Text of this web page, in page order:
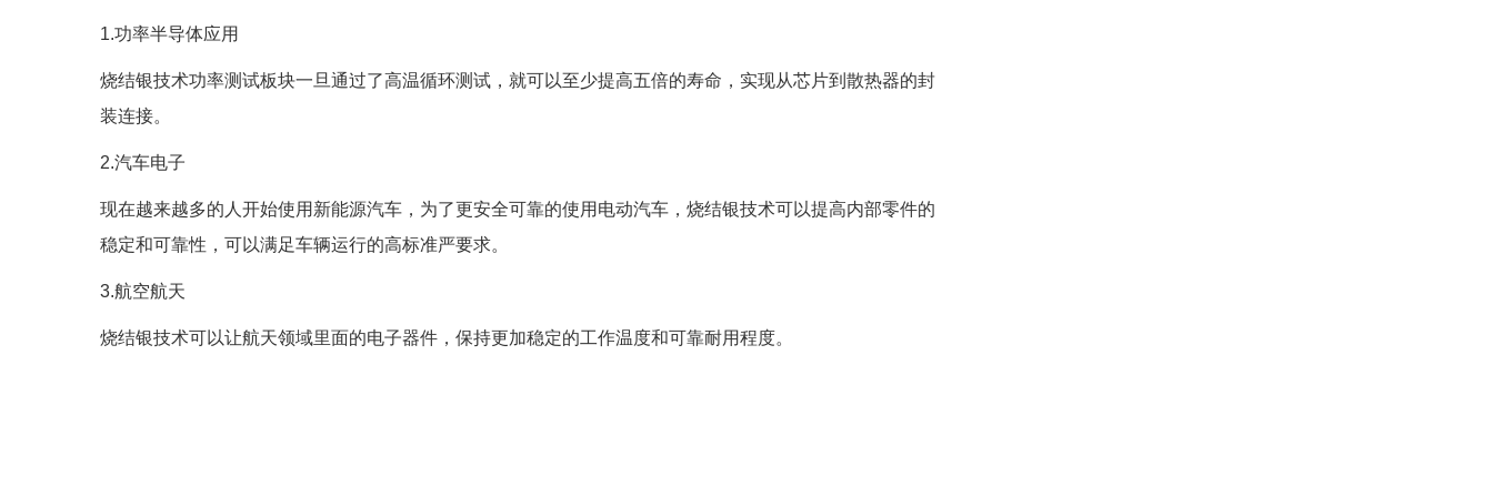
1.功率半导体应用
烧结银技术功率测试板块一旦通过了高温循环测试，就可以至少提高五倍的寿命，实现从芯片到散热器的封
装连接。
2.汽车电子
现在越来越多的人开始使用新能源汽车，为了更安全可靠的使用电动汽车，烧结银技术可以提高内部零件的
稳定和可靠性，可以满足车辆运行的高标准严要求。
3.航空航天
烧结银技术可以让航天领域里面的电子器件，保持更加稳定的工作温度和可靠耐用程度。